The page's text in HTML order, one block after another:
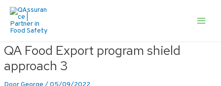
naar
QA Food Export program shield
approach 3